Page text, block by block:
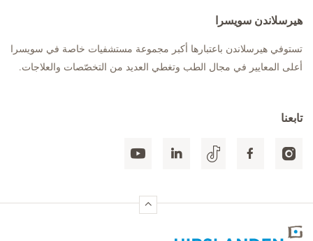
هيرسلاندن سويسرا
تستوفي هيرسلاندن باعتبارها أكبر مجموعة مستشفيات خاصة في سويسرا
أعلى المعايير في مجال الطب وتغطي العديد من التخصّصات والعلاجات.
تابعنا